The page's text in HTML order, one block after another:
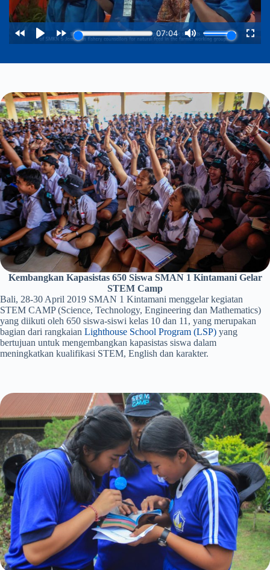
Kembangkan Kapasistas 650 Siswa SMAN 1 Kintamani Gelar
STEM Camp
Bali, 28-30 April 2019 SMAN 1 Kintamani menggelar kegiatan
STEM CAMP (Science, Technology, Engineering dan Mathematics)
yang diikuti oleh 650 siswa-siswi kelas 10 dan 11, yang merupakan
bagian dari rangkaian Lighthouse School Program (LSP) yang
bertujuan untuk mengembangkan kapasistas siswa dalam
meningkatkan kualifikasi STEM, English dan karakter.